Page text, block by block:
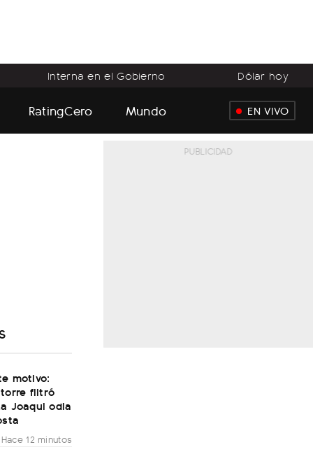
Interna en el Gobierno Dólar hoy
RatingCero Mundo EN VIVO
motivo:
filtró
Joaqui odia
Hace 12 minutos